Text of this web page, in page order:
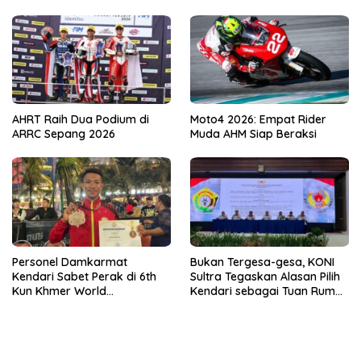
AHRT Raih Dua Podium di
ARRC Sepang 2026
Moto4 2026: Empat Rider
Muda AHM Siap Beraksi
Personel Damkarmat
Kendari Sabet Perak di 6th
Kun Khmer World
Bukan Tergesa-gesa, KONI
Sultra Tegaskan Alasan Pilih
Kendari sebagai Tuan Rumah